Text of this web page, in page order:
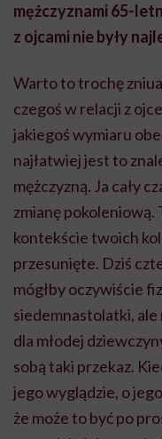
mężczyznami 65-
z ojcami nie były
Warto to trochę
czegoś w relacji z
jakiegoś wymiaru
najłatwiej jest to
mężczyzną. Ja cały
zmianę pokoleniową.
kontekście twoich
przesunięte. Dziś
mógłby oczywiście
siedemnastolatki, ale
dla młodej
sobą taki przekaz.
jego wyglądzie, o
że może to być po